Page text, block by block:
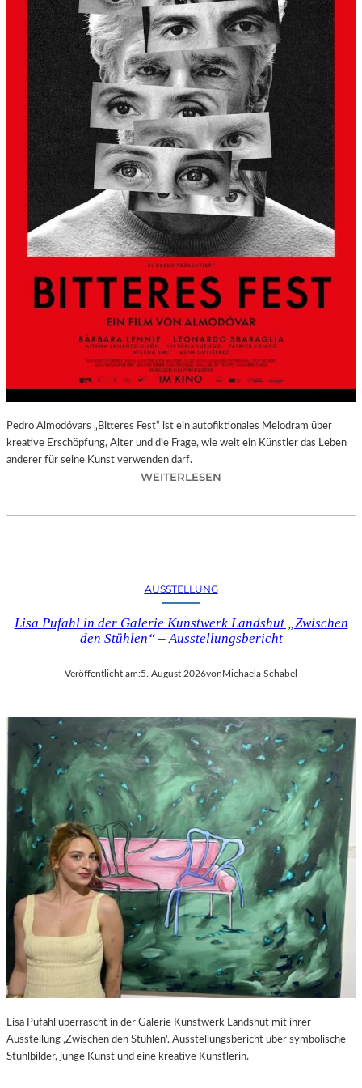
S
L
B
E
R
G
A
L
S
K
Ü
N
S
T
L
H
A
U
S
–
A
S
S
R
I
H
S
C
H
A
B
E
L
-
K
U
L
T
U
R
-
B
O
G
Pedro Almodóvars „Bitteres Fest“ ist ein autofiktionales Melodram über
kreative Erschöpfung, Alter und die Frage, wie weit ein Künstler das Leben
anderer für seine Kunst verwenden darf.
WEITERLESEN
S
F
S
–
F
I
L
M
K
R
I
T
I
K
Z
U
P
E
D
O
A
L
AUSSTELLUNG
Lisa Pufahl in der Galerie Kunstwerk Landshut „Zwischen
den Stühlen“ – Ausstellungsbericht
Veröffentlicht am:5. August 2026von Michaela Schabel
Lisa Pufahl überrascht in der Galerie Kunstwerk Landshut mit ihrer
Ausstellung ‚Zwischen den Stühlen‘. Ausstellungsbericht über symbolische
Stuhlbilder, junge Kunst und eine kreative Künstlerin.